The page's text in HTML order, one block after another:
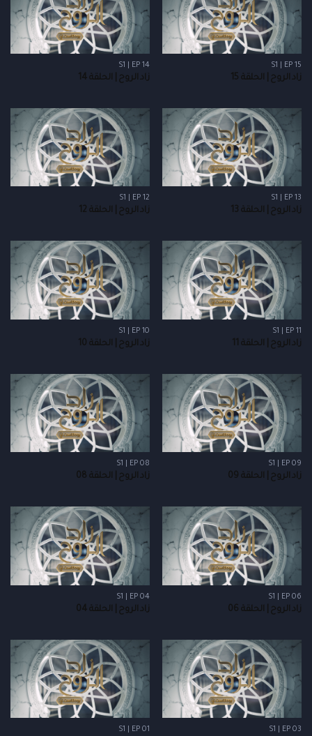
S1 | EP 15
زاد الروح | الحلقة 15
S1 | EP 14
زاد الروح | الحلقة 14
S1 | EP 13
زاد الروح | الحلقة 13
S1 | EP 12
زاد الروح | الحلقة 12
S1 | EP 11
زاد الروح | الحلقة 11
S1 | EP 10
زاد الروح | الحلقة 10
S1 | EP 09
زاد الروح | الحلقة 09
S1 | EP 08
زاد الروح | الحلقة 08
S1 | EP 06
زاد الروح | الحلقة 06
S1 | EP 04
زاد الروح | الحلقة 04
S1 | EP 03
S1 | EP 01